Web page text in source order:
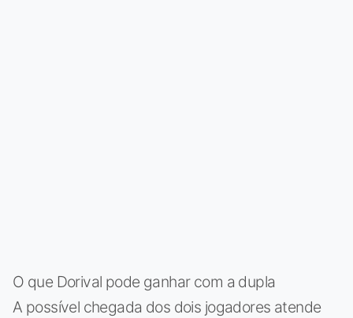
O que Dorival pode ganhar com a dupla
A possível chegada dos dois jogadores atende